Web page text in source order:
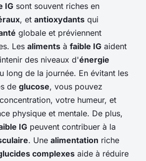
IG sont souvent riches en
, et antioxydants qui
globale et préviennent
Les aliments à faible IG aident
des niveaux d'énergie
long de la journée. En évitant les
de glucose, vous pouvez
votre humeur, et
physique et mentale. De plus,
IG peuvent contribuer à la
. Une alimentation riche
complexes aide à réduire